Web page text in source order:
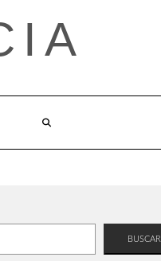
BUSCAR